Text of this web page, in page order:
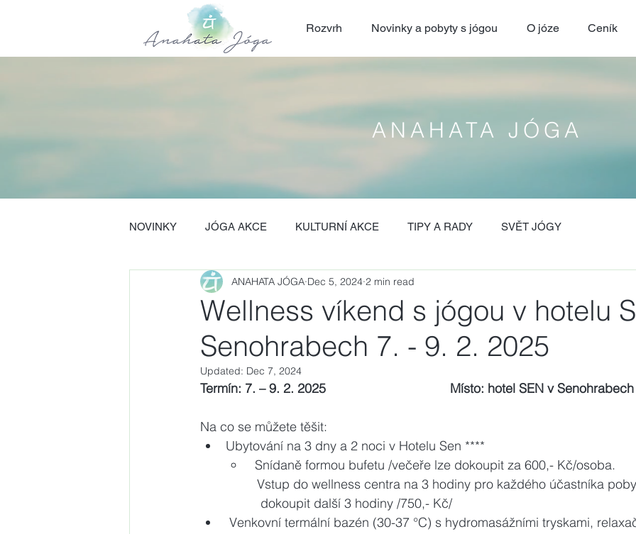
Rozvrh Novinky a pobyty s jógou O józe Ceník
ANAHATA JÓGA
NOVINKY JÓGA AKCE KULTURNÍ AKCE TIPY A RADY SVĚT JÓGY
Wellness víkend s jógou v hotelu
Senohrabech 7. - 9. 2. 2025
ANAHATA JÓGA Dec 5, 2024 2 min read
Updated: Dec 7, 2024
Termín: 7. – 9. 2. 2025                                   Místo: hotel SEN v Senohrabech
Na co se můžete těšit:
Ubytování na 3 dny a 2 noci v Hotelu Sen ****
Snídaně formou bufetu /večeře lze dokoupit za 600,- Kč/osoba.
                 dokoupit další 3 hodiny /750,- Kč/
Venkovní termální bazén (30-37 °C) s hydromasážními tryskami,